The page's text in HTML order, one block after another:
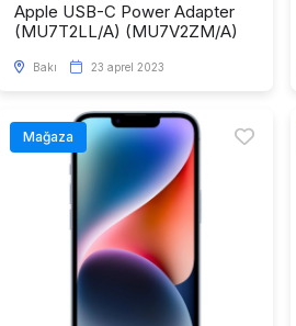
Apple USB-C Power Adapter
(MU7T2LL/A) (MU7V2ZM/A)
Bakı 23 aprel 2023
Mağaza